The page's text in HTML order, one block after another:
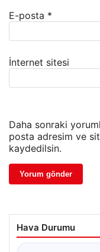
E-posta *
İnternet sitesi
Daha sonraki
posta adresim ve
kaydedilsin.
Hava Durumu